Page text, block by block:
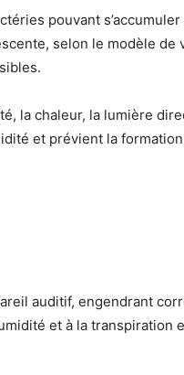
pouvant
selon le modèle de
la chaleur, la lumière
et prévient la
auditif, engendrant
et à la transpiration